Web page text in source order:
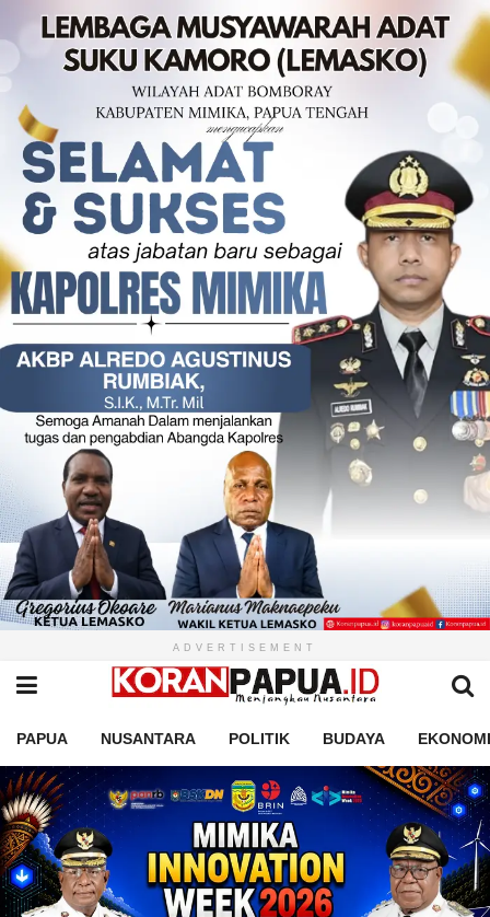
ADVERTISEMENT
PAPUA NUSANTARA POLITIK BUDAYA EKONOMI